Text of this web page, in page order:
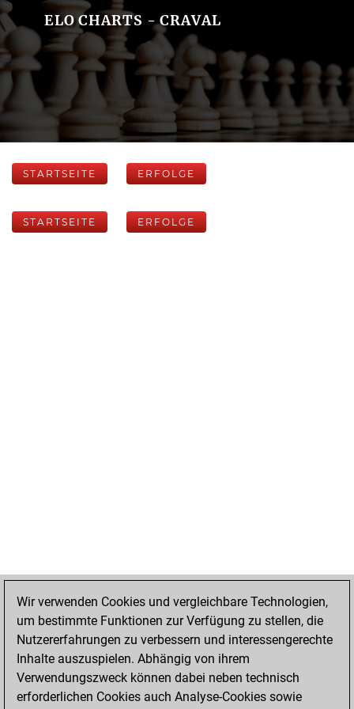
ELO CHARTS - CRAVAL
STARTSEITE ERFOLGE
STARTSEITE ERFOLGE
Wir verwenden Cookies und vergleichbare Technologien,
um bestimmte Funktionen zur Verfügung zu stellen, die
Nutzererfahrungen zu verbessern und interessengerechte
Inhalte auszuspielen. Abhängig von ihrem
Verwendungszweck können dabei neben technisch
erforderlichen Cookies auch Analyse-Cookies sowie